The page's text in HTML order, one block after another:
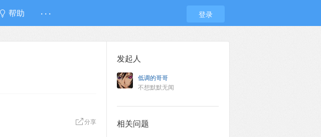
帮助 · · · 登录
分享
发起人
低调的哥哥
不想默默无闻
相关问题